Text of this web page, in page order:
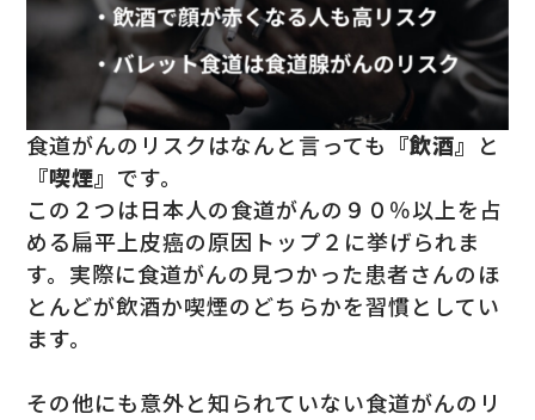
食道がんのリスクはなんと言っても 『飲酒』
と
『喫煙』 です。
この２つは日本人の食道がんの９０％以上を占
める扁平上皮癌の原因トップ２に挙げられま
す。実際に食道がんの見つかった患者さんのほ
とんどが飲酒か喫煙のどちらかを習慣としてい
ます。
その他にも意外と知られていない食道がんのリ